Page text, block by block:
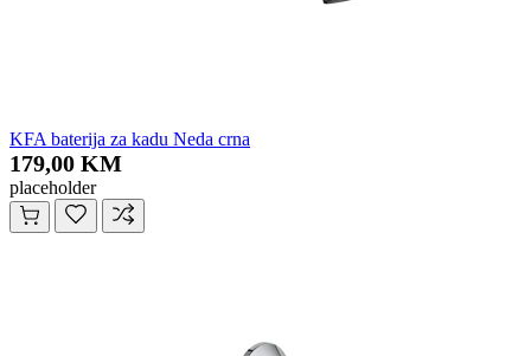
KFA baterija za kadu Neda crna
179,00 KM
placeholder